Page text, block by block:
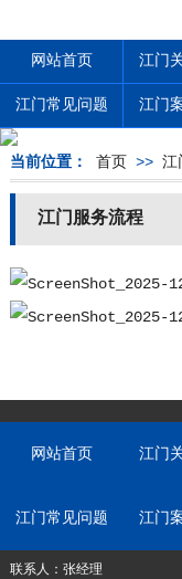
网站首页 江门
江门常见问题 江门
当前位置： 首页 >> 江
江门服务流程
网站首页 江门
江门常见问题 江门
联系人：张经理